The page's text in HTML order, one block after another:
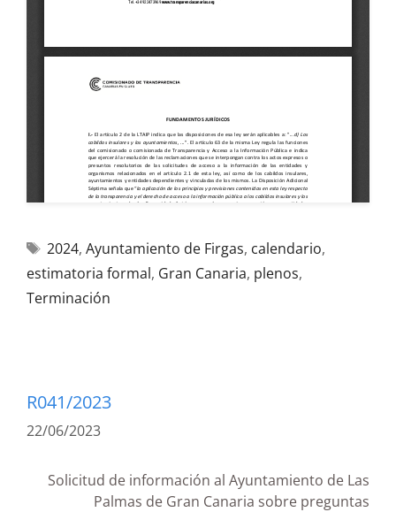
2024, Ayuntamiento de Firgas, calendario,
estimatoria formal, Gran Canaria, plenos,
Terminación
R041/2023
22/06/2023
Solicitud de información al Ayuntamiento de Las
Palmas de Gran Canaria sobre preguntas